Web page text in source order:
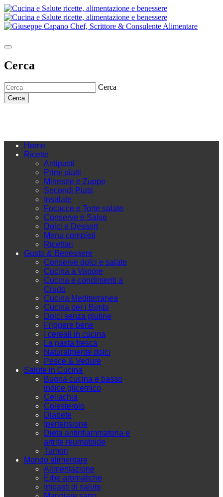
Cerca
Cerca
Cerca
Home
Ricette
Antipasti
Primi piatti
Minestre e Zuppe
Secondi Piatti
Insalate
Focacce e Torte salate
Conserve e Salse
Dolci e Dessert
Menu completi
Ricettari
Gusto & Benessere
Conserve dolci e salate
Cucina a Vapore
Cucina e condimenti a
Crudo
Cucina Mediterranea
Cucina per i Bimbi
Dolci senza glutine
Friggere bene
I cereali in cucina
La pasta fresca
Naturalmente dolci
Pesce & Vedure
Salute in Cucina
Buona cucina e basso
indice glicemico
Celiachia
Colesterolo
Diabete
Ipertensione
Dieta antinfiammatoria e
artrite reumatoide
Tumori
Mondo alimentare
Alimentazione
Erbe aromatiche
Impasti di salute